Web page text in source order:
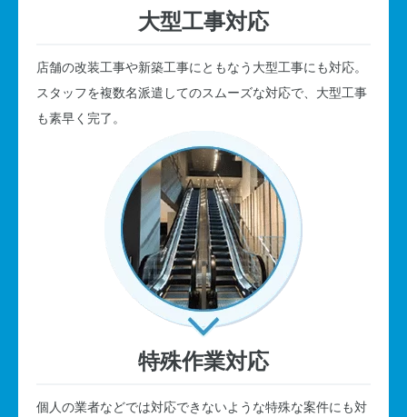
大型工事対応
店舗の改装工事や新築工事にともなう大型工事にも対応。
スタッフを複数名派遣してのスムーズな対応で、大型工事
も素早く完了。
特殊作業対応
個人の業者などでは対応できないような特殊な案件にも対